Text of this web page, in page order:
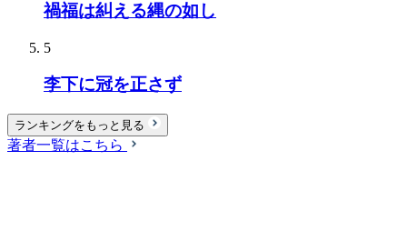
禍福は糾える縄の如し
5
李下に冠を正さず
ランキングをもっと見る
著者一覧はこちら